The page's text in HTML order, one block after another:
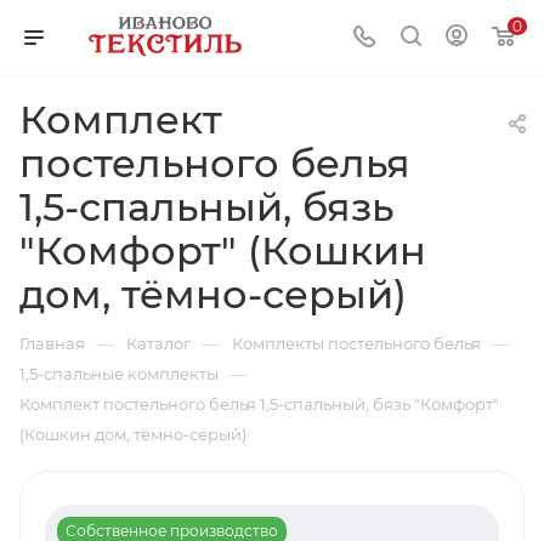
0
Комплект
постельного белья
1,5-спальный, бязь
"Комфорт" (Кошкин
дом, тёмно-серый)
Главная — Каталог — Комплекты постельного белья —
1,5-спальные комплекты —
Комплект постельного белья 1,5-спальный, бязь "Комфорт"
(Кошкин дом, тёмно-серый)
Собственное производство